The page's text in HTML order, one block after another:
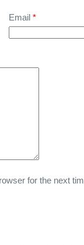
Email*
for the next